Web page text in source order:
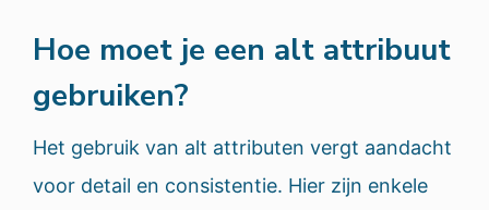
Hoe moet je een alt attribuut
gebruiken?
Het gebruik van alt attributen vergt aandacht
voor detail en consistentie. Hier zijn enkele